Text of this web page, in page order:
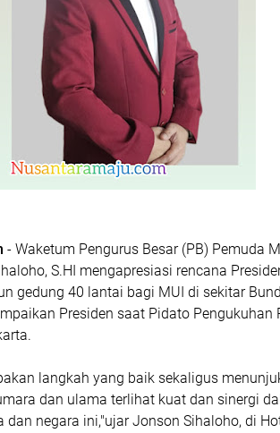
- Waketum Pengurus Besar (PB) Pemuda
S.HI mengapresiasi rencana
gedung 40 lantai bagi MUI di sekitar
Presiden saat Pidato Pengukuhan
langkah yang baik sekaligus
dan ulama terlihat kuat dan sinergi
dan negara ini,"ujar Jonson Sihaloho, di